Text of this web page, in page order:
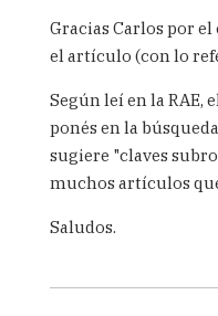
reply
Claves
y
Slow
Changing
Dimensions
Carlos
Gracias Carlos por
el artículo (con lo
Según leí en la RAE,
ponés en la
sugiere "claves
muchos artículos
Saludos.